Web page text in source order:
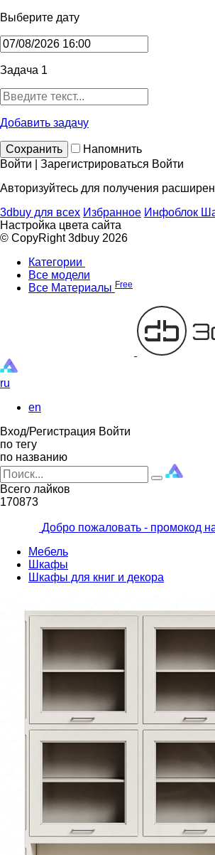
Выберите дату
Задача 1
Добавить задачу
Сохранить
Напомнить
Войти | Зарегистрироваться Войти
Авторизуйтесь для получения
3dbuy для всех Избранное Инфоблок
Настройка цвета сайта
© CopyRight 3dbuy 2026
Категории
Все модели
Все Материалы Free
ru
en
Вход/Регистрация Войти
по тегу
по названию
Всего лайков
170873
Добро пожаловать - промокод
Мебель
Шкафы
Шкафы для книг и декора